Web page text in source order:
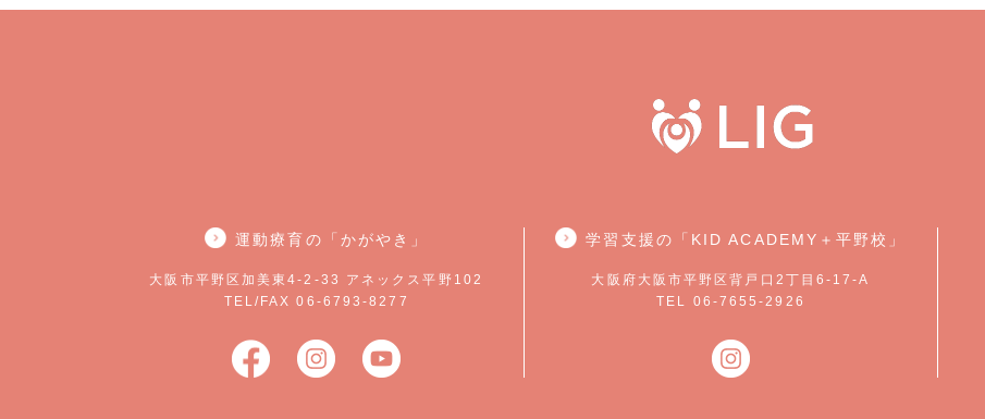
運動療育の「かがやき」
大阪市平野区加美東4-2-33 アネックス平野102
TEL/FAX 06-6793-8277
学習支援の「KID ACADEMY＋平野校」
大阪府大阪市平野区背戸口2丁目6-17-A
TEL 06-7655-2926